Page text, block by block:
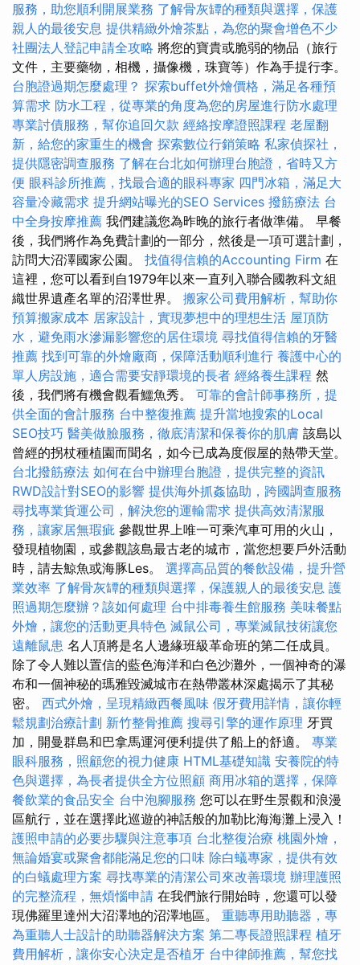
服務，助您順利開展業務 了解骨灰罈的種類與選擇，保護
親人的最後安息 提供精緻外燴茶點，為您的聚會增色不少
社團法人登記申請全攻略 將您的寶貴或脆弱的物品（旅行
文件，主要藥物，相機，攝像機，珠寶等）作為手提行李。
台胞證過期怎麼處理？ 探索buffet外燴價格，滿足各種預
算需求 防水工程，從專業的角度為您的房屋進行防水處理
專業討債服務，幫你追回欠款 經絡按摩證照課程 老屋翻
新，給您的家重生的機會 探索數位行銷策略 私家偵探社，
提供隱密調查服務 了解在台北如何辦理台胞證，省時又方
便 眼科診所推薦，找最合適的眼科專家 四門冰箱，滿足大
容量冷藏需求 提升網站曝光的SEO Services 撥筋療法 台
中全身按摩推薦 我們建議您為昨晚的旅行者做準備。 早餐
後，我們將作為免費計劃的一部分，然後是一項可選計劃，
訪問大沼澤國家公園。 找值得信賴的Accounting Firm 在
這裡，您可以看到自1979年以來一直列入聯合國教科文組
織世界遺產名單的沼澤世界。 搬家公司費用解析，幫助你
預算搬家成本 居家設計，實現夢想中的理想生活 屋頂防
水，避免雨水滲漏影響您的居住環境 尋找值得信賴的牙醫
推薦 找到可靠的外燴廠商，保障活動順利進行 養護中心的
單人房設施，適合需要安靜環境的長者 經絡養生課程 然
後，我們將有機會觀看鱷魚秀。 可靠的會計師事務所，提
供全面的會計服務 台中整復推薦 提升當地搜索的Local
SEO技巧 醫美做臉服務，徹底清潔和保養你的肌膚 該島以
曾經的拐杖種植園而聞名，如今已成為度假屋的熱帶天堂。
台北撥筋療法 如何在台中辦理台胞證，提供完整的資訊
RWD設計對SEO的影響 提供海外抓姦協助，跨國調查服務
尋找專業貨運公司，解決您的運輸需求 提供高效清潔服
務，讓家居無瑕疵 參觀世界上唯一可乘汽車可用的火山，
發現植物園，或參觀該島最古老的城市，當您想要戶外活動
時，請去鯨魚或海豚Les。 選擇高品質的餐飲設備，提升營
業效率 了解骨灰罈的種類與選擇，保護親人的最後安息 護
照過期怎麼辦？該如何處理 台中排毒養生館服務 美味餐點
外燴，讓您的活動更具特色 滅鼠公司，專業滅鼠技術讓您
遠離鼠患 名人頂將是名人邊緣班級革命班的第二任成員。
除了令人難以置信的藍色海洋和白色沙灘外，一個神奇的瀑
布和一個神秘的瑪雅毀滅城市在熱帶叢林深處揭示了其秘
密。 西式外燴，呈現精緻西餐風味 假牙費用詳情，讓你輕
鬆規劃治療計劃 新竹整骨推薦 搜尋引擎的運作原理 牙買
加，開曼群島和巴拿馬運河便利提供了船上的舒適。 專業
眼科服務，照顧您的視力健康 HTML基礎知識 安養院的特
色與選擇，為長者提供全方位照顧 商用冰箱的選擇，保障
餐飲業的食品安全 台中泡腳服務 您可以在野生景觀和浪漫
區航行，並在選擇此巡遊的神話般的加勒比海海灘上浸入！
護照申請的必要步驟與注意事項 台北整復治療 桃園外燴，
無論婚宴或聚會都能滿足您的口味 除白蟻專家，提供有效
的白蟻處理方案 尋找專業的清潔公司來改善環境 辦理護照
的完整流程，無煩惱申請 在我們旅行開始時，您還可以發
現佛羅里達州大沼澤地的沼澤地區。 重聽專用助聽器，專
為重聽人士設計的助聽器解決方案 第二專長證照課程 植牙
費用解析，讓你安心決定是否植牙 台中律師推薦，幫您找